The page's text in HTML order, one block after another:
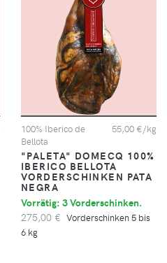
100% Iberico de
Bellota
55,00 €/kg
"PALETA" DOMECQ 100%
IBERICO BELLOTA
VORDERSCHINKEN PATA
NEGRA
Vorrätig: 3 Vorderschinken.
275,00 € Vorderschinken 5 bis
6 kg